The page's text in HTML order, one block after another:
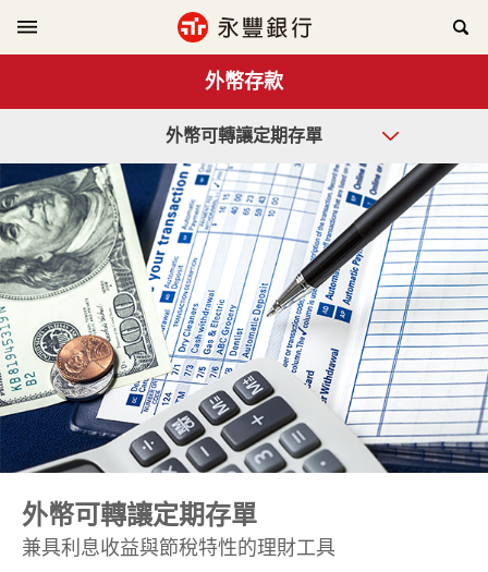
外幣存款
外幣可轉讓定期存單
外幣可轉讓定期存單
兼具利息收益與節稅特性的理財工具